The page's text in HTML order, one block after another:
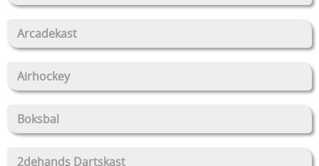
Arcadekast
Airhockey
Boksbal
2dehands Dartskast